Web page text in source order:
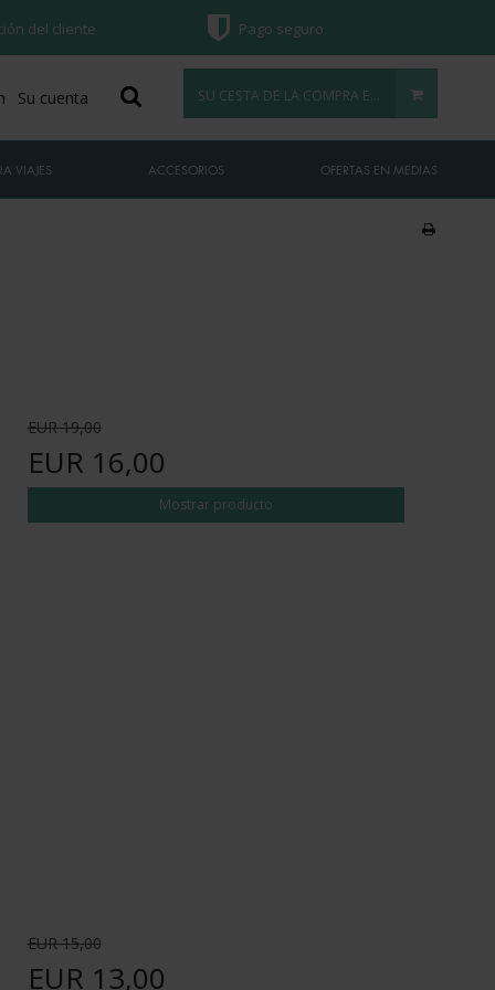
del cliente Pago seguro
SU CESTA DE LA COMPRA ESTÁ VACÍA
Su cuenta
VIAJES ACCESORIOS OFERTAS EN MEDIAS
EUR 19,00
EUR 16,00
Mostrar producto
EUR 15,00
EUR 13,00